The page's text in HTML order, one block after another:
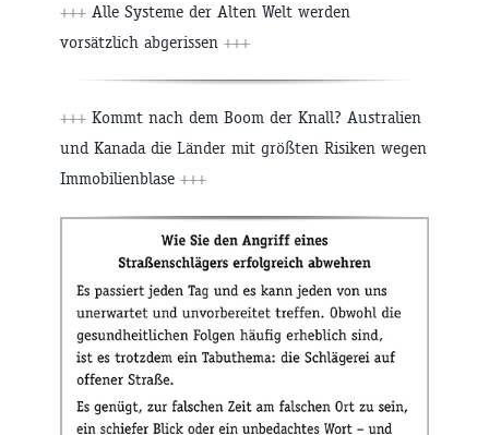
+++ Alle Systeme der Alten Welt werden
vorsätzlich abgerissen +++
+++ Kommt nach dem Boom der Knall? Australien
und Kanada die Länder mit größten Risiken wegen
Immobilienblase +++